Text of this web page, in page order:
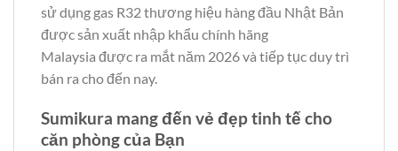
sử dụng gas R32 thương hiệu hàng đầu Nhật Bản
được sản xuất nhập khẩu chính hãng
Malaysia được ra mắt năm 2026 và tiếp tục duy trì
bán ra cho đến nay.
Sumikura mang đến vẻ đẹp tinh tế cho
căn phòng của Bạn